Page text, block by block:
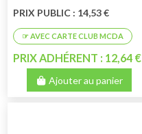
PRIX PUBLIC : 14,53 €
PRIX ADHÉRENT : 12,64 €
Ajouter au panier